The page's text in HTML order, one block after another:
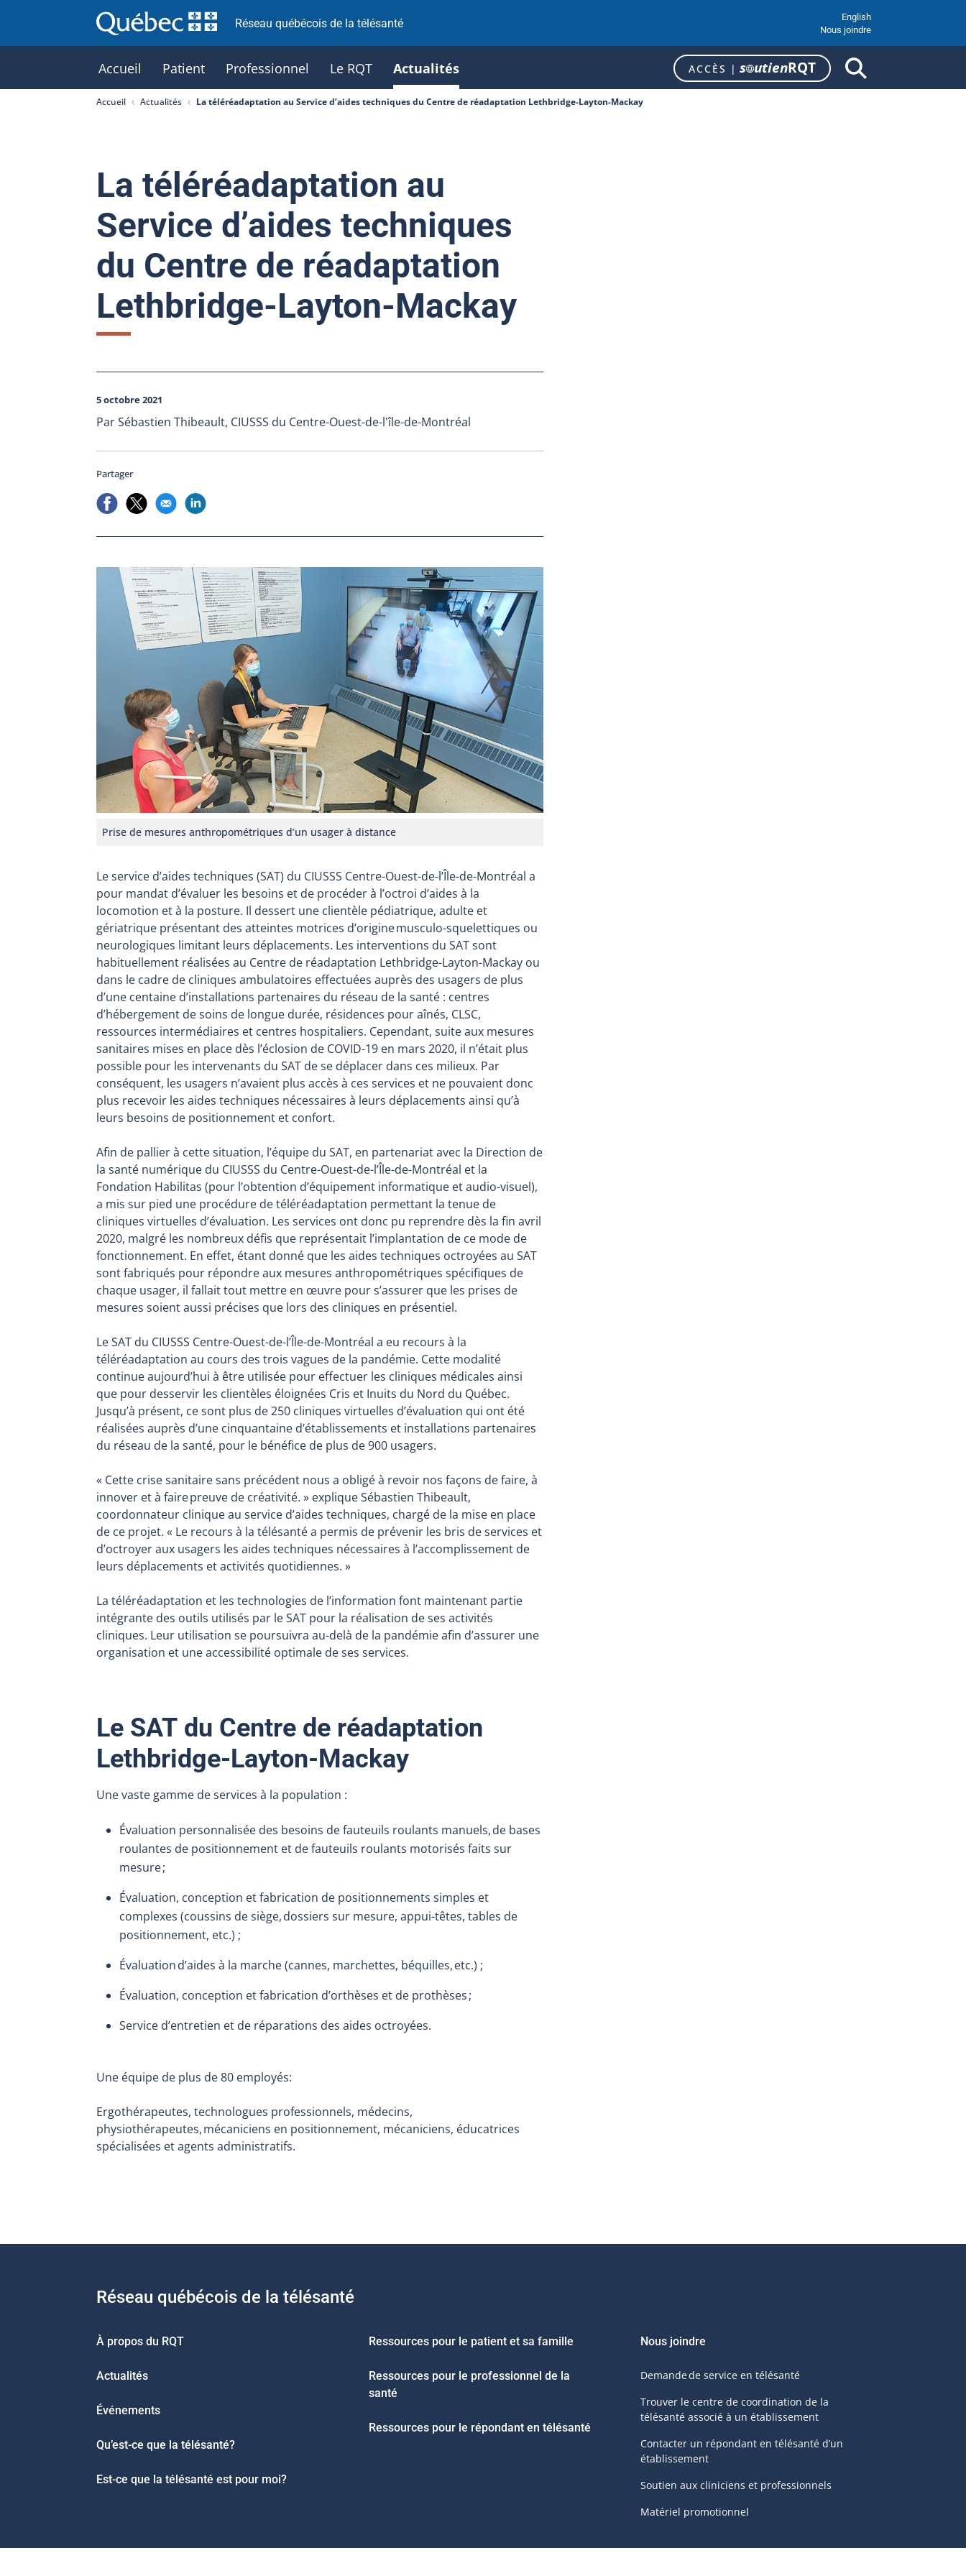
Réseau québécois de la télésanté
English
Nous joindre
Accueil Patient Professionnel Le RQT Actualités ACCÈS | s utienRQT
Accueil Actualités La téléréadaptation au Service d’aides techniques du Centre de réadaptation Lethbridge-Layton-Mackay
La téléréadaptation au
Service d’aides techniques
du Centre de réadaptation
Lethbridge-Layton-Mackay
5 octobre 2021
Par Sébastien Thibeault, CIUSSS du Centre-Ouest-de-l'île-de-Montréal
Partager
Prise de mesures anthropométriques d’un usager à distance
Le service d’aides techniques (SAT) du CIUSSS Centre-Ouest-de-l’Île-de-Montréal a
pour mandat d’évaluer les besoins et de procéder à l’octroi d’aides à la
locomotion et à la posture. Il dessert une clientèle pédiatrique, adulte et
gériatrique présentant des atteintes motrices d’origine musculo-squelettiques ou
neurologiques limitant leurs déplacements. Les interventions du SAT sont
habituellement réalisées au Centre de réadaptation Lethbridge-Layton-Mackay ou
dans le cadre de cliniques ambulatoires effectuées auprès des usagers de plus
d’une centaine d’installations partenaires du réseau de la santé : centres
d’hébergement de soins de longue durée, résidences pour aînés, CLSC,
ressources intermédiaires et centres hospitaliers. Cependant, suite aux mesures
sanitaires mises en place dès l’éclosion de COVID-19 en mars 2020, il n’était plus
possible pour les intervenants du SAT de se déplacer dans ces milieux. Par
conséquent, les usagers n’avaient plus accès à ces services et ne pouvaient donc
plus recevoir les aides techniques nécessaires à leurs déplacements ainsi qu’à
leurs besoins de positionnement et confort.
Afin de pallier à cette situation, l’équipe du SAT, en partenariat avec la Direction de
la santé numérique du CIUSSS du Centre-Ouest-de-l’Île-de-Montréal et la
Fondation Habilitas (pour l’obtention d’équipement informatique et audio-visuel),
a mis sur pied une procédure de téléréadaptation permettant la tenue de
cliniques virtuelles d’évaluation. Les services ont donc pu reprendre dès la fin avril
2020, malgré les nombreux défis que représentait l’implantation de ce mode de
fonctionnement. En effet, étant donné que les aides techniques octroyées au SAT
sont fabriqués pour répondre aux mesures anthropométriques spécifiques de
chaque usager, il fallait tout mettre en œuvre pour s’assurer que les prises de
mesures soient aussi précises que lors des cliniques en présentiel.
Le SAT du CIUSSS Centre-Ouest-de-l’Île-de-Montréal a eu recours à la
téléréadaptation au cours des trois vagues de la pandémie. Cette modalité
continue aujourd’hui à être utilisée pour effectuer les cliniques médicales ainsi
que pour desservir les clientèles éloignées Cris et Inuits du Nord du Québec.
Jusqu’à présent, ce sont plus de 250 cliniques virtuelles d’évaluation qui ont été
réalisées auprès d’une cinquantaine d’établissements et installations partenaires
du réseau de la santé, pour le bénéfice de plus de 900 usagers.
« Cette crise sanitaire sans précédent nous a obligé à revoir nos façons de faire, à
innover et à faire preuve de créativité. » explique Sébastien Thibeault,
coordonnateur clinique au service d’aides techniques, chargé de la mise en place
de ce projet. « Le recours à la télésanté a permis de prévenir les bris de services et
d’octroyer aux usagers les aides techniques nécessaires à l’accomplissement de
leurs déplacements et activités quotidiennes. »
La téléréadaptation et les technologies de l’information font maintenant partie
intégrante des outils utilisés par le SAT pour la réalisation de ses activités
cliniques. Leur utilisation se poursuivra au-delà de la pandémie afin d’assurer une
organisation et une accessibilité optimale de ses services.
Le SAT du Centre de réadaptation
Lethbridge-Layton-Mackay
Une vaste gamme de services à la population :
Évaluation personnalisée des besoins de fauteuils roulants manuels, de bases
roulantes de positionnement et de fauteuils roulants motorisés faits sur
mesure ;
Évaluation, conception et fabrication de positionnements simples et
complexes (coussins de siège, dossiers sur mesure, appui-têtes, tables de
positionnement, etc.) ;
Évaluation d’aides à la marche (cannes, marchettes, béquilles, etc.) ;
Évaluation, conception et fabrication d’orthèses et de prothèses ;
Service d’entretien et de réparations des aides octroyées.
Une équipe de plus de 80 employés:
Ergothérapeutes, technologues professionnels, médecins,
physiothérapeutes, mécaniciens en positionnement, mécaniciens, éducatrices
spécialisées et agents administratifs.
Réseau québécois de la télésanté
À propos du RQT
Actualités
Événements
Qu’est-ce que la télésanté?
Est-ce que la télésanté est pour moi?
Ressources pour le patient et sa famille
Ressources pour le professionnel de la
santé
Ressources pour le répondant en télésanté
Nous joindre
Demande de service en télésanté
Trouver le centre de coordination de la
télésanté associé à un établissement
Contacter un répondant en télésanté d’un
établissement
Soutien aux cliniciens et professionnels
Matériel promotionnel